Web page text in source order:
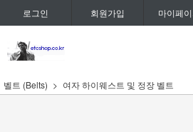
로그인 회원가입 마이페
벨트 (Belts) 여자 하이웨스트 및 정장 벨트